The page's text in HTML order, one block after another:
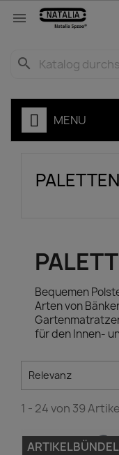

search
MENU
Bequemen
Arten von
für den Innen-
Relevanz
1 - 24 von 39
ARTIKELBÜNDEL